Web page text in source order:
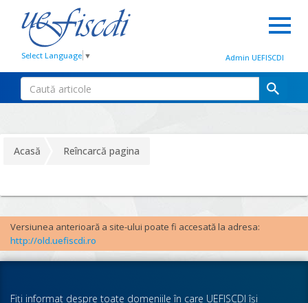
Select Language ▼ Admin UEFISCDI
Acasă Reîncarcă pagina
Versiunea anterioară a site-ului poate fi accesată la adresa:
http://old.uefiscdi.ro
Fiţi informat despre toate domeniile în care UEFISCDI îşi